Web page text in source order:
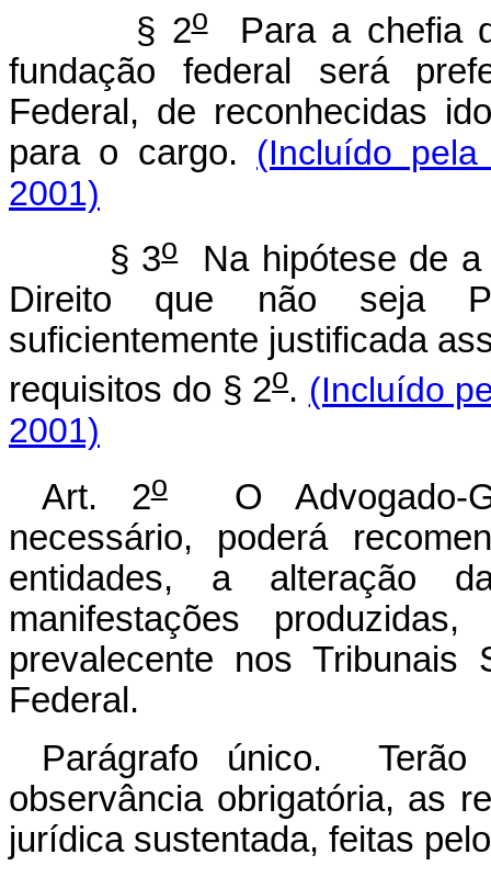
§ 2oPara a chefia
fundação federal será
Federal, de reconhecidas
para o cargo. (Incluído
2001)
§ 3oNa hipótese de a
Direito que não seja
suficientemente justificada
requisitos do § 2o. (Incluído
2001)
Art. 2oO Advogado-
necessário, poderá
entidades, a alteração
manifestações
prevalecente nos Tribunais
Federal.
Parágrafo único. Terão
observância obrigatória, as
jurídica sustentada, feitas